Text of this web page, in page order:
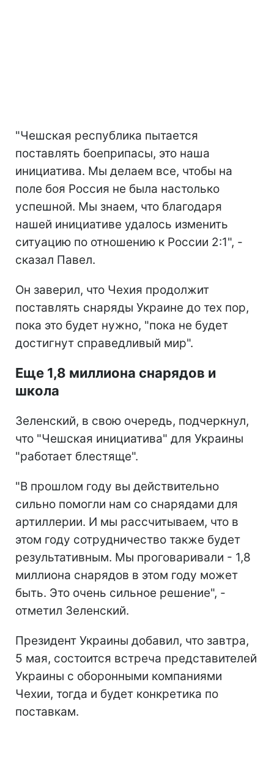
"Чешская республика пытается
поставлять боеприпасы, это наша
инициатива. Мы делаем все, чтобы на
поле боя Россия не была настолько
успешной. Мы знаем, что благодаря
нашей инициативе удалось изменить
ситуацию по отношению к России 2:1", -
сказал Павел.
Он заверил, что Чехия продолжит
поставлять снаряды Украине до тех пор,
пока это будет нужно, "пока не будет
достигнут справедливый мир".
Еще 1,8 миллиона снарядов и
школа
Зеленский, в свою очередь, подчеркнул,
что "Чешская инициатива" для Украины
"работает блестяще".
"В прошлом году вы действительно
сильно помогли нам со снарядами для
артиллерии. И мы рассчитываем, что в
этом году сотрудничество также будет
результативным. Мы проговаривали - 1,8
миллиона снарядов в этом году может
быть. Это очень сильное решение", -
отметил Зеленский.
Президент Украины добавил, что завтра,
5 мая, состоится встреча представителей
Украины с оборонными компаниями
Чехии, тогда и будет конкретика по
поставкам.